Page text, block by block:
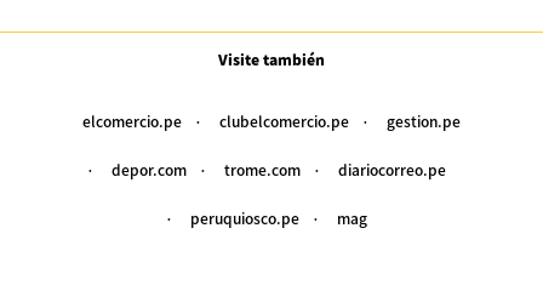
Visite también
elcomercio.pe clubelcomercio.pe gestion.pe
depor.com trome.com diariocorreo.pe
peruquiosco.pe mag